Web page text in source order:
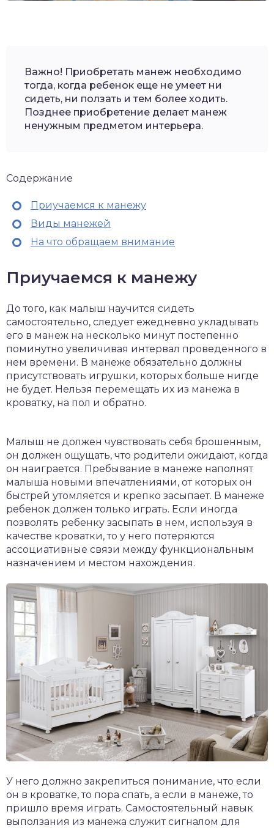
Важно! Приобретать манеж необходимо
тогда, когда ребенок еще не умеет ни
сидеть, ни ползать и тем более ходить.
Позднее приобретение делает манеж
ненужным предметом интерьера.
Содержание
Приучаемся к манежу
Виды манежей
На что обращаем внимание
Приучаемся к манежу
До того, как малыш научится сидеть
самостоятельно, следует ежедневно укладывать
его в манеж на несколько минут постепенно
поминутно увеличивая интервал проведенного в
нем времени. В манеже обязательно должны
присутствовать игрушки, которых больше нигде
не будет. Нельзя перемещать их из манежа в
кроватку, на пол и обратно.
Малыш не должен чувствовать себя брошенным,
он должен ощущать, что родители ожидают, когда
он наиграется. Пребывание в манеже наполнят
малыша новыми впечатлениями, от которых он
быстрей утомляется и крепко засыпает. В манеже
ребенок должен только играть. Если иногда
позволять ребенку засыпать в нем, используя в
качестве кроватки, то у него потеряются
ассоциативные связи между функциональным
назначением и местом нахождения.
У него должно закрепиться понимание, что если
он в кроватке, то пора спать, а если в манеже, то
пришло время играть. Самостоятельный навык
выползания из манежа служит сигналом для